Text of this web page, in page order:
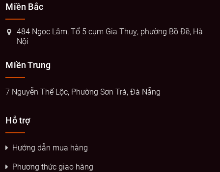
Miền Bắc
484 Ngọc Lâm, Tổ 5 cụm Gia Thuỵ, phường Bồ Đề, Hà
Nội
Miền Trung
7 Nguyễn Thế Lộc, Phường Sơn Trà, Đà Nẵng
Hỗ trợ
Hướng dẫn mua hàng
Phương thức giao hàng